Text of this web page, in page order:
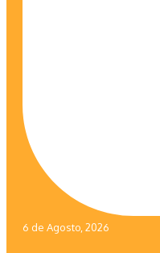
6 de Agosto, 2026